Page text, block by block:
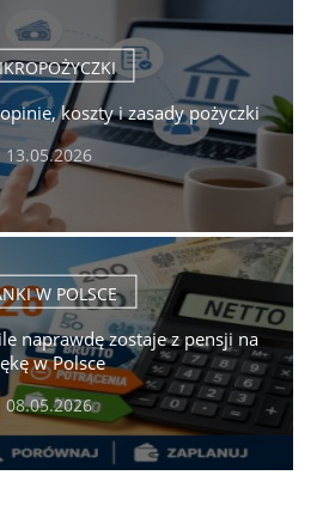
koszty i zasady pożyczki
13.05.2026
W POLSCE
naprawdę zostaje z pensji na
w Polsce
08.05.2026